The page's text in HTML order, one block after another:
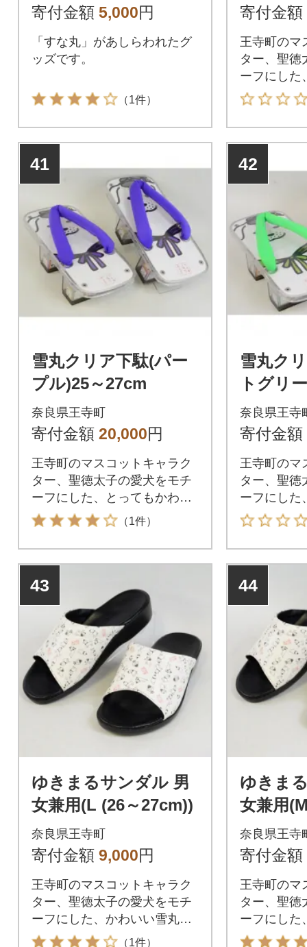
寄付金額 5,000円
「すな丸」があしらわれたグ
ッズです。
（1件）
寄付金額
王寺町のマ
ター、聖徳
ーフにした
ップサンダ
41
雪丸クリア下駄(パー
プル)25～27cm
奈良県王寺町
寄付金額 20,000円
王寺町のマスコットキャラク
ター、聖徳太子の愛犬をモチ
ーフにした、とってもかわい
い雪丸の透明下駄です。
（1件）
42
雪丸ク
トグリ
奈良県王寺
寄付金額
王寺町のマ
ター、聖徳
ーフにした
い雪丸の透
43
ゆきまるサンダル 男
女兼用(L (26～27cm))
奈良県王寺町
寄付金額 9,000円
王寺町のマスコットキャラク
ター、聖徳太子の愛犬をモチ
ーフにした、かわいい雪丸ヘ
ップサンダルです。
（1件）
44
ゆきま
女兼用
m))
奈良県王寺
寄付金額
王寺町のマ
ター、聖徳
ーフにした
ップサンダ